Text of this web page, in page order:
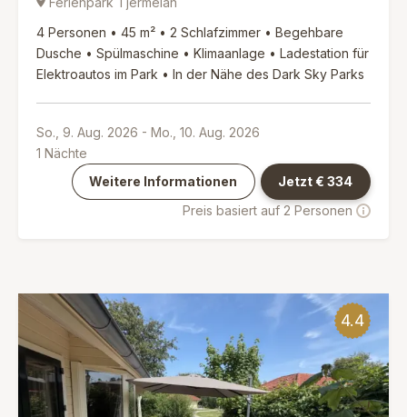
4 Personen • 45 m² • 2 Schlafzimmer • Begehbare
Dusche • Spülmaschine • Klimaanlage • Ladestation für
Elektroautos im Park • In der Nähe des Dark Sky Parks
So., 9. Aug. 2026 - Mo., 10. Aug. 2026
1 Nächte
Weitere Informationen
Jetzt €334
Preis basiert auf 2 Personen
4.4